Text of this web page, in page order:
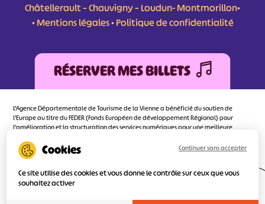
Châtellerault – Chauvigny – Loudun- Montmorillon•
•Mentions légales•Politique de confidentialité
RÉSERVER MES BILLETS
L'Agence Départementale de Tourisme de la Vienne a bénéficié du soutien de
l’Europe au titre du FEDER (Fonds Européen de développement Régional) pour
l’amélioration et la structuration des services numériques pour une meilleure
d’orienter au mieux le visiteur.
Ce site utilise des cookies et vous donne le contrôle sur ceux que vous
souhaitez activer
Continuer sans accepter